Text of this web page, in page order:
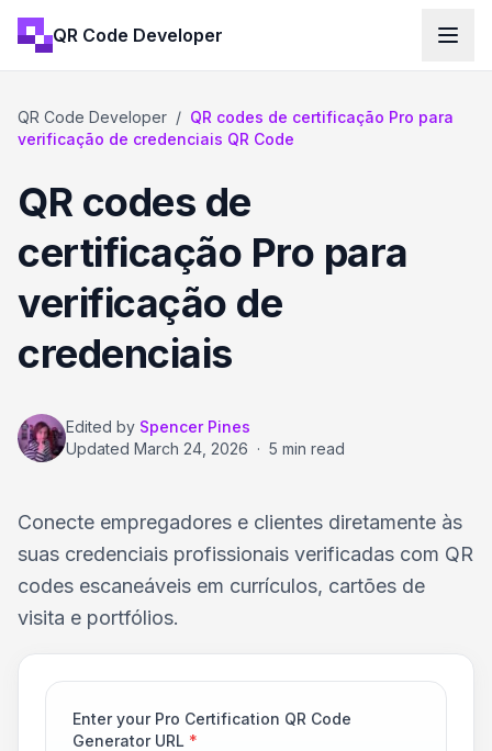
QR Code Developer
QR Code Developer / QR codes de certificação Pro para
verificação de credenciais QR Code
QR codes de
certificação Pro para
verificação de
credenciais
Edited by Spencer Pines
Updated March 24, 2026 · 5 min read
Conecte empregadores e clientes diretamente às
suas credenciais profissionais verificadas com QR
codes escaneáveis em currículos, cartões de
visita e portfólios.
Enter your Pro Certification QR Code
Generator URL *